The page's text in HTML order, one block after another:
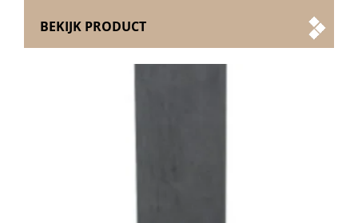
BEKIJK PRODUCT